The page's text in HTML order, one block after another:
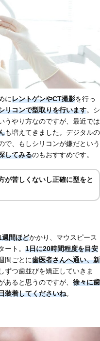
にレントゲンやCT撮影を行っ
リコンで型取りを行います。シ
うやり方なのですが、最近では
も増えてきました。デジタルの
で、もしシリコンが嫌だという
してみるのもおすすめです。
が苦しくないし正確に型をと
週間ほどかかり、マウスピース
ート。 1日に20時間程度を目安
間ごとに歯医者さんへ通い、新
ずつ歯並びを矯正していきま
ると思うのですが、 徐々に歯
装着してくださいね。